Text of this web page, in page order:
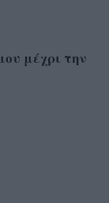
μέχρι την